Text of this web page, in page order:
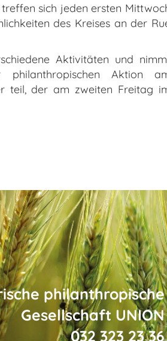
sich jeden ersten
des Kreises an der
Aktivitäten und
Aktion
teil, der am zweiten Freitag
philanthropische
Gesellschaft UNION
032 323 23 36